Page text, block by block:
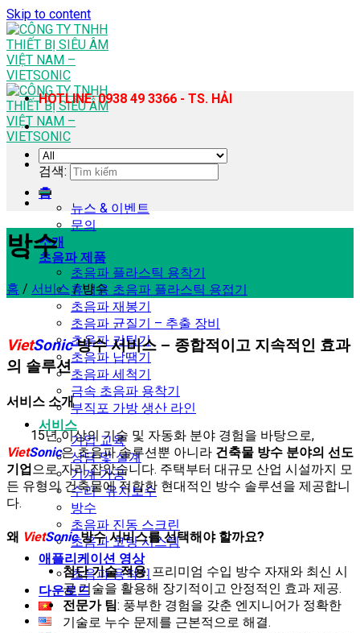
Skip to content
홈
뉴스 & 이벤트
문의
소개
초음파 제품
초음파 플라스틱 용착기
휴대용 초음파 플라스틱 용접기
초음파 재봉기
초음파 균질기 – 추출 장비
초음파 커팅기
초음파 납땜기
초음파 세척기
금속 초음파 용착기
부직포 가방 생산 라인
서비스
기업 교육
상담 및 설계
기계 가공
수리 · 유지보수
방수
초음파 진동 스크린
초음파 코팅 시스템
애플리케이션 영상
초음파 용착기
다운로드
HOTLINE: 0938 49 3366 - TS. HẢI
검색:
방수
홈 / 서비스 /방수
VietSonic방수 서비스 – 종합적이고 지속적인 효과
의 솔루션
서비스 소개
15년 이상의 기술 및 자동화 분야 경험을 바탕으로,
VietSonic은 초음파 솔루션뿐 아니라 건축물 방수 분야의 선도
기업 으로 자리 잡았습니다. 주택부터 대규모 산업 시설까지 모
든 유형의 건축물에 적합한 현대적인 방수 솔루션을 제공합니
다.
왜 VietSonic방수 서비스를 선택해야 할까요?
첨단 기술 적용: 프리미엄 수입 방수 자재와 최신 시
공 기술을 활용해 장기적이고 안정적인 효과 제공.
전문가 팀: 풍부한 경험을 갖춘 엔지니어가 정확한
기술로 누수 문제를 근본적으로 해결.